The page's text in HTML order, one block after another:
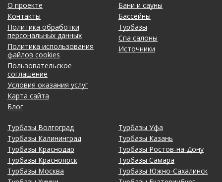
О проекте
Контакты
Политика обработки
персональных данных
Политика использования
файлов cookies
Пользовательское
соглашение
Условия оказания услуг
Карта сайта
Блог
Бани и сауны
Бассейны
Турбазы
Спа салоны
Источники
Турбазы Волгоград
Турбазы Калининград
Турбазы Краснодар
Турбазы Красноярск
Турбазы Москва
Турбазы Уфа
Турбазы Казань
Турбазы Ростов-на-Дону
Турбазы Самара
Турбазы Южно-Сахалинск